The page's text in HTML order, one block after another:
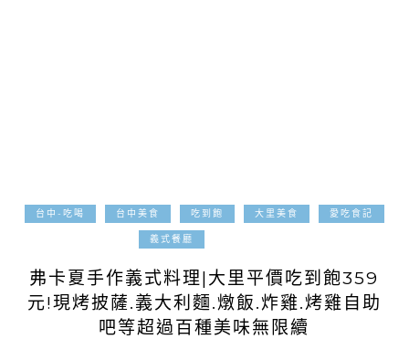
台中-吃喝 台中美食 吃到飽 大里美食 愛吃食記
義式餐廳
弗卡夏手作義式料理|大里平價吃到飽359
元!現烤披薩.義大利麵.燉飯.炸雞.烤雞自助
吧等超過百種美味無限續